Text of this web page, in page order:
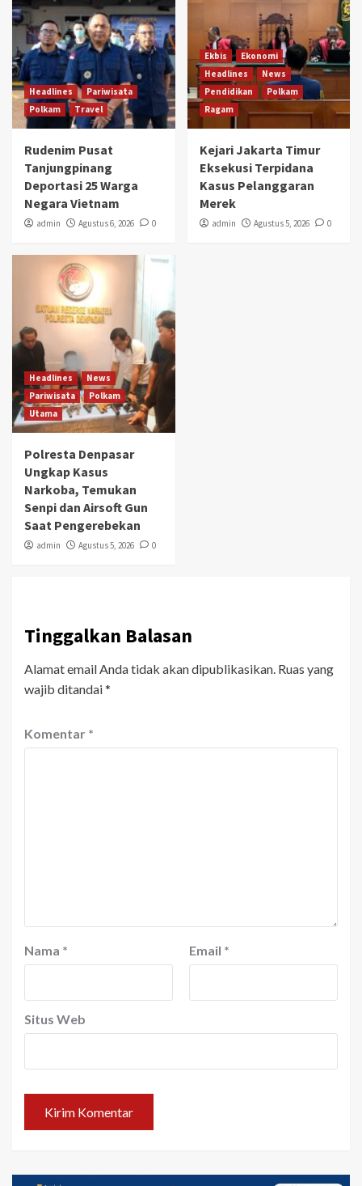
Headlines
Pariwisata
Polkam
Travel
Rudenim Pusat
Tanjungpinang
Deportasi 25 Warga
Negara Vietnam
admin Agustus 6, 2026 0
Ekbis
Ekonomi
Headlines
News
Pendidikan
Polkam
Ragam
Kejari Jakarta Timur
Eksekusi Terpidana
Kasus Pelanggaran
Merek
admin Agustus 5, 2026 0
Headlines
News
Pariwisata
Polkam
Utama
Polresta Denpasar
Ungkap Kasus
Narkoba, Temukan
Senpi dan Airsoft Gun
Saat Pengerebekan
admin Agustus 5, 2026 0
Tinggalkan Balasan
Alamat email Anda tidak akan dipublikasikan. Ruas yang
wajib ditandai*
Komentar *
Nama * Email *
Situs Web